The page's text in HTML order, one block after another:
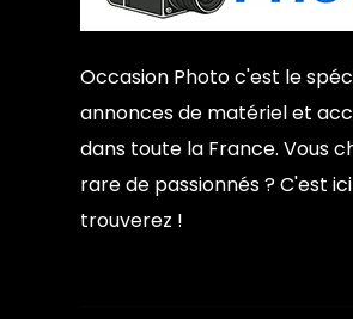
Occasion Photo c'est le
annonces de matériel et
dans toute la France. Vous
rare de passionnés ? C'est
trouverez !